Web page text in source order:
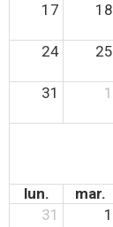
17 18
24 25
31 1
lun. mar.
31
1